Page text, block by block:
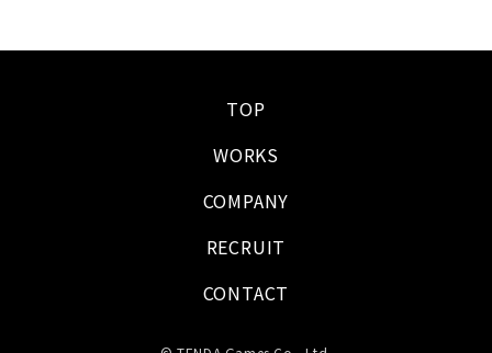
TOP
WORKS
COMPANY
RECRUIT
CONTACT